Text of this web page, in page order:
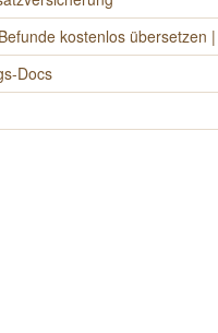
kostenlos übersetzen
Docs